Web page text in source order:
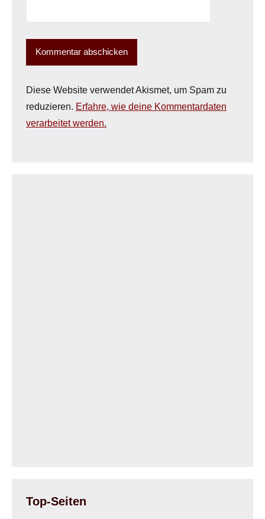
Diese Website verwendet Akismet, um Spam zu
reduzieren. Erfahre, wie deine Kommentardaten
verarbeitet werden.
Top-Seiten